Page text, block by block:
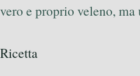
vero e proprio veleno, ma
Ricetta